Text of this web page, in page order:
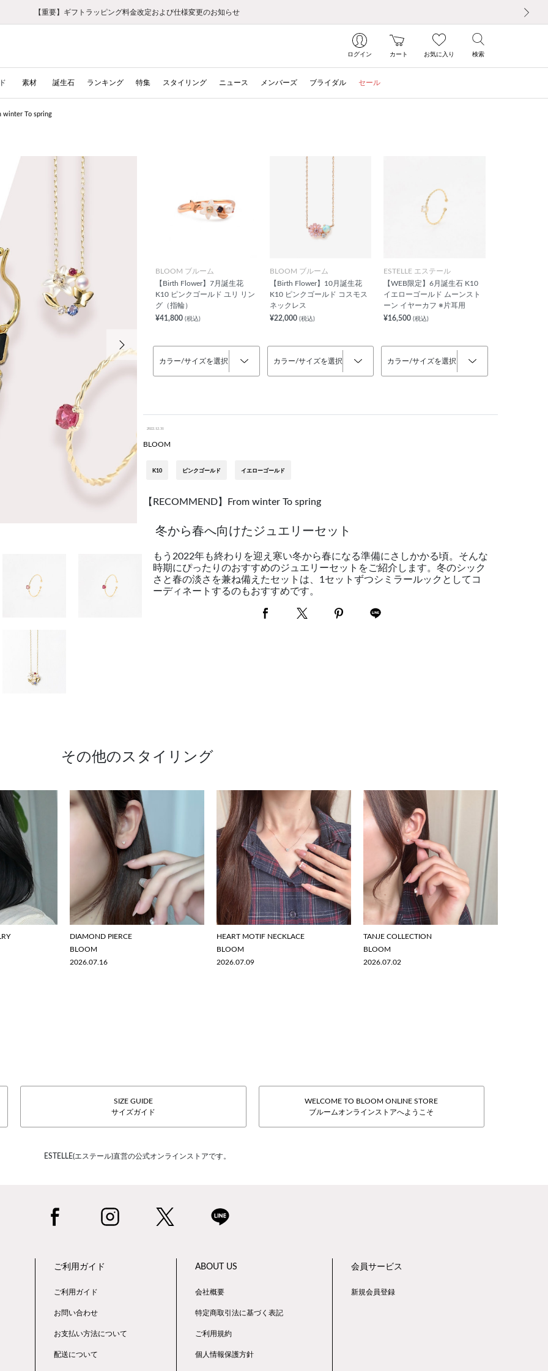
お修理・アフターサービスのご案内
【重要】令和８年熊本地震に伴う集配への影響について
【重要】ギフトラッピング料金改定および仕様変更のお知らせ
【重要】夏季休業の営業についてのご案内
税込5,500円以上で送料無料｜最短24時間以内に発送
新規会員登録で1000ポイントプレゼント！
LINE友だち登録で500円クーポンプレゼント
会員限定！レビュー投稿で100ポイントプレゼント
お修理・アフターサービスのご案内
【重要】令和８年熊本地震に伴う集配への影響について
ログイン カート お気に入り 検索
素材 誕生石 ランキング 特集 スタイリング ニュース メンバーズ ブライダル セール
winter To spring
BLOOM ブルーム
【Birth Flower】7月誕生花
K10 ピンクゴールド ユリ リン
グ（指輪）
¥41,800 (税込)
カラー/サイズを選択
BLOOM ブルーム
【Birth Flower】10月誕生花
K10 ピンクゴールド コスモス
ネックレス
¥22,000 (税込)
カラー/サイズを選択
ESTELLE エステール
【WEB限定】6月誕生石 K10
イエローゴールド ムーンスト
ーン イヤーカフ ※片耳用
¥16,500(税込)
カラー/サイズを選択
2022.12.31
BLOOM
K10 ピンクゴールド イエローゴールド
【RECOMMEND】From winter To spring
冬から春へ向けたジュエリーセット
もう2022年も終わりを迎え寒い冬から春になる準備にさしかかる頃。そんな
時期にぴったりのおすすめのジュエリーセットをご紹介します。冬のシック
さと春の淡さを兼ね備えたセットは、1セットずつシミラールックとしてコ
ーディネートするのもおすすめです。
その他のスタイリング
DIAMOND PIERCE
BLOOM
2026.07.16
HEART MOTIF NECKLACE
BLOOM
2026.07.09
TANJE COLLECTION
BLOOM
2026.07.02
SIZE GUIDE
サイズガイド
WELCOME TO BLOOM ONLINE STORE
ブルームオンラインストアへようこそ
ESTELLE(エステール)直営の公式オンラインストアです。
ご利用ガイド
ご利用ガイド
お問い合わせ
お支払い方法について
配送について
ABOUT US
会社概要
特定商取引法に基づく表記
ご利用規約
個人情報保護方針
会員サービス
新規会員登録